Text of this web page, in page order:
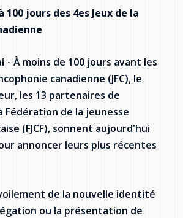
pancanadien
de l'Acadie
annuelle
ambigus
des droits et libertés
consultées
droits de la personne de
Labrador
Covid-19
à Terre-Neuve-et-
juridique ?
juristes d'expression
RVF 2021
de santé à TNL
dépendances
français (SSF)
à TNL
professionnels de santé
ma fierté !
en français
100 jours des 4es Jeux de la
- À moins de 100 jours avant les
canadienne (JFC), le
les 13 partenaires de
de la jeunesse
(FJCF), sonnent aujourd'hui
annoncer leurs plus récentes
de la nouvelle identité
ou la présentation de